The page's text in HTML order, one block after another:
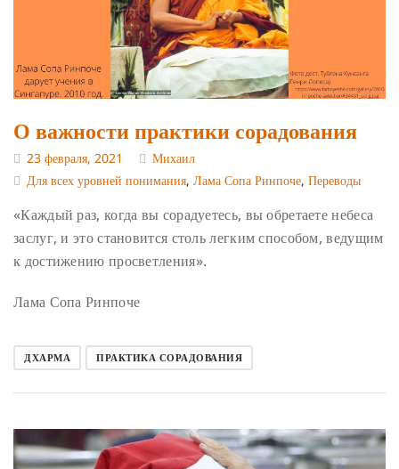
О важности практики сорадования
23 февраля, 2021
Михаил
Для всех уровней понимания, Лама Сопа Ринпоче, Переводы
«Каждый раз, когда вы сорадуетесь, вы обретаете небеса
заслуг, и это становится столь легким способом, ведущим
к достижению просветления».
Лама Сопа Ринпоче
ДХАРМА ПРАКТИКА СОРАДОВАНИЯ